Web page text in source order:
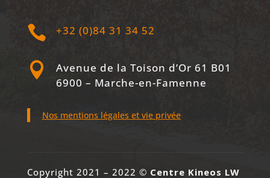
 +32 (0)84 31 34 52

Avenue de la Toison d’Or 61 B01
6900 – Marche-en-Famenne
Nos mentions légales et vie privée
Copyright 2021 – 2022 © Centre Kineos LW